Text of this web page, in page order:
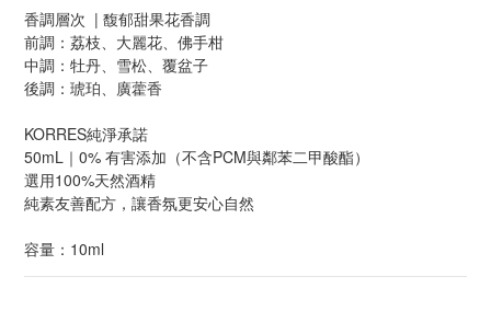
香調層次  | 馥郁甜果花香調
前調：荔枝、大麗花、佛手柑
中調：牡丹、雪松、覆盆子
後調：琥珀、廣藿香
KORRES純淨承諾
50mL｜0% 有害添加（不含PCM與鄰苯二甲酸酯）
選用100%天然酒精
純素友善配方，讓香氛更安心自然
容量：10ml